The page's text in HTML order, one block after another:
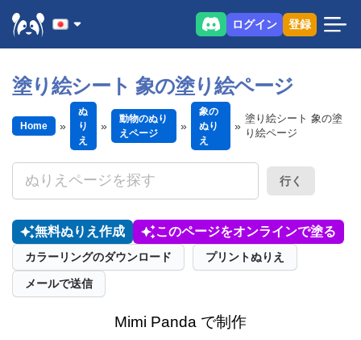
ログイン 登録
塗り絵シート 象の塗り絵ページ
Home
ぬ
り
え
動物のぬり
えページ
象の
ぬり
え
塗り絵シート 象の塗
り絵ページ
行く
無料ぬりえ作成 このページをオンラインで塗る
カラーリングのダウンロード プリントぬりえ
メールで送信
Mimi Panda で制作